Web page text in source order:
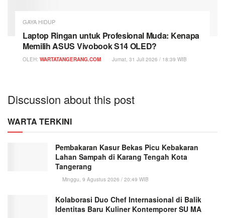
GAYA HIDUP
Laptop Ringan untuk Profesional Muda: Kenapa
Memilih ASUS Vivobook S14 OLED?
OLEH: WARTATANGERANG.COM Jumat, 31 Juli 2026 / 18:39 WIB
Discussion about this post
WARTA TERKINI
Pembakaran Kasur Bekas Picu Kebakaran
Lahan Sampah di Karang Tengah Kota
Tangerang
Minggu, 9 Agustus 2026 / 20:49 WIB
Kolaborasi Duo Chef Internasional di Balik
Identitas Baru Kuliner Kontemporer SU MA